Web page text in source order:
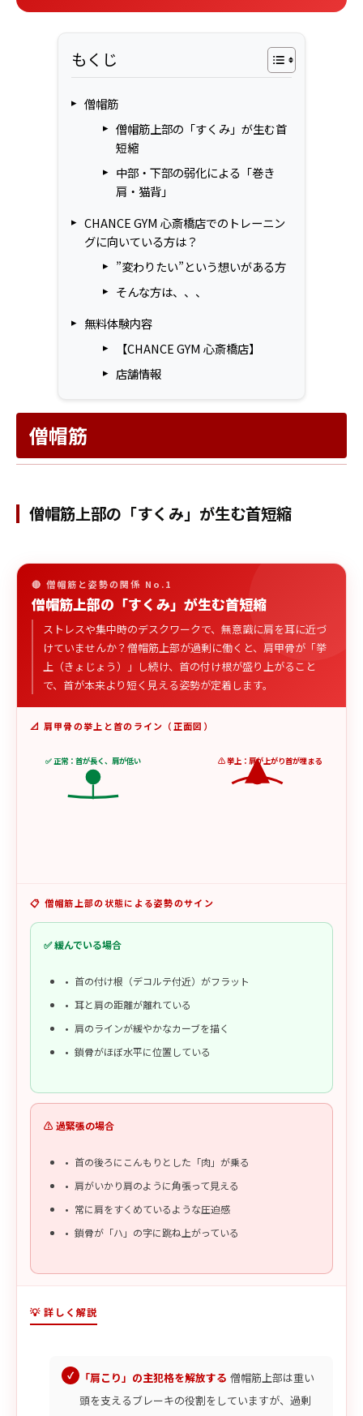
もくじ
僧帽筋
僧帽筋上部の「すくみ」が生む首
短縮
中部・下部の弱化による「巻き
肩・猫背」
CHANCE GYM 心斎橋店でのトレーニン
グに向いている方は？
”変わりたい”という想いがある方
そんな方は、、、
無料体験内容
【CHANCE GYM 心斎橋店】
店舗情報
僧帽筋
僧帽筋上部の「すくみ」が生む首短縮
🔴 僧帽筋と姿勢の関係 No.1
僧帽筋上部の「すくみ」が生む首短縮
ストレスや集中時のデスクワークで、無意識に肩を耳に近づ
けていませんか？僧帽筋上部が過剰に働くと、肩甲骨が「挙
上（きょじょう）」し続け、首の付け根が盛り上がること
で、首が本来より短く見える姿勢が定着します。
📐 肩甲骨の挙上と首のライン（正面図）
✅ 正常：首が長く、肩が低い ⚠️ 挙上：肩が上がり首が埋まる
📋 僧帽筋上部の状態による姿勢のサイン
✅ 緩んでいる場合
首の付け根（デコルテ付近）がフラット
耳と肩の距離が離れている
肩のラインが緩やかなカーブを描く
鎖骨がほぼ水平に位置している
⚠️ 過緊張の場合
首の後ろにこんもりとした「肉」が乗る
肩がいかり肩のように角張って見える
常に肩をすくめているような圧迫感
鎖骨が「ハ」の字に跳ね上がっている
💡 詳しく解説
「肩こり」の主犯格を解放する 僧帽筋上部は重い
頭を支えるブレーキの役割をしていますが、過剰